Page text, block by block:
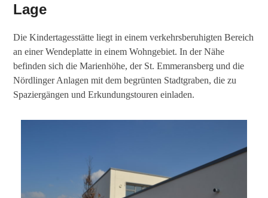
Lage
Die Kindertagesstätte liegt in einem verkehrsberuhigten Bereich
an einer Wendeplatte in einem Wohngebiet. In der Nähe
befinden sich die Marienhöhe, der St. Emmeransberg und die
Nördlinger Anlagen mit dem begrünten Stadtgraben, die zu
Spaziergängen und Erkundungstouren einladen.